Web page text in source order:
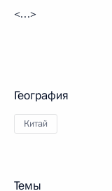
<…>
География
Китай
Темы